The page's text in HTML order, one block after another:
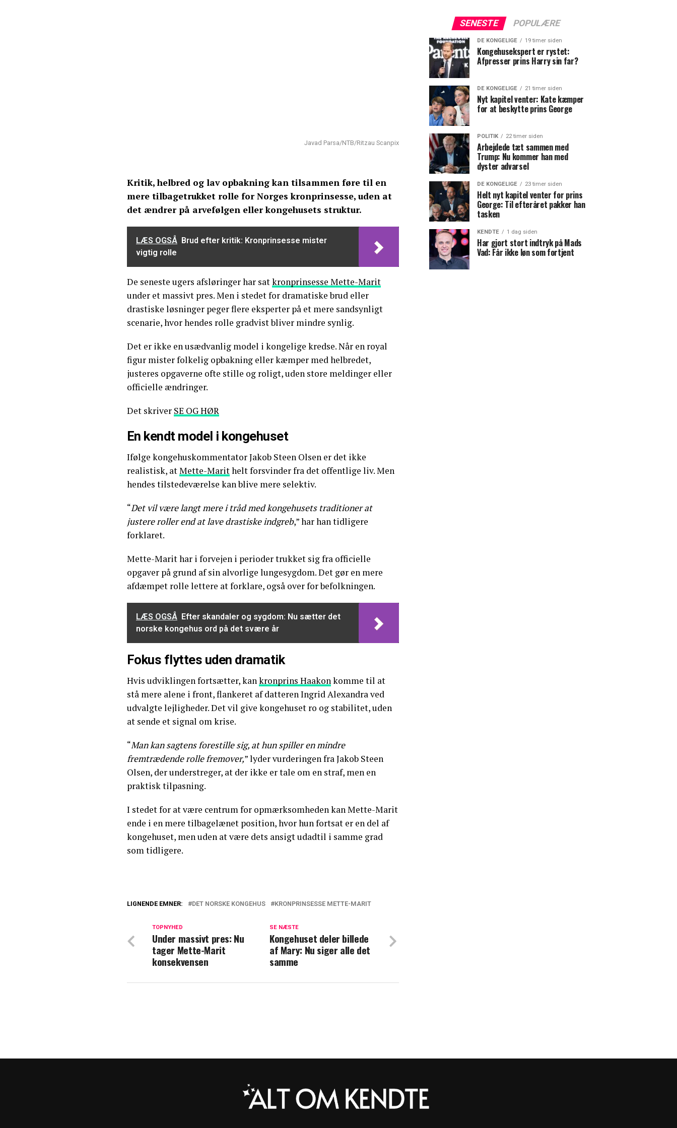
Javad Parsa/NTB/Ritzau Scanpix
Kritik, helbred og lav opbakning kan tilsammen føre til en
mere tilbagetrukket rolle for Norges kronprinsesse, uden at
det ændrer på arvefølgen eller kongehusets struktur.
LÆS OGSÅ Brud efter kritik: Kronprinsesse mister
vigtig rolle
De seneste ugers afsløringer har satkronprinsesse Mette-Marit
under et massivt pres. Men i stedet for dramatiske brud eller
drastiske løsninger peger flere eksperter på et mere sandsynligt
scenarie, hvor hendes rolle gradvist bliver mindre synlig.
Det er ikke en usædvanlig model i kongelige kredse. Når en royal
figur mister folkelig opbakning eller kæmper med helbredet,
justeres opgaverne ofte stille og roligt, uden store meldinger eller
officielle ændringer.
Det skriver SE OG HØR
En kendt model i kongehuset
Ifølge kongehuskommentator Jakob Steen Olsen er det ikke
realistisk, atMette-Marithelt forsvinder fra det offentlige liv. Men
hendes tilstedeværelse kan blive mere selektiv.
“Det vil være langt mere i tråd med kongehusets traditioner at
justere roller end at lave drastiske indgreb,” har han tidligere
forklaret.
Mette-Marit har i forvejen i perioder trukket sig fra officielle
opgaver på grund af sin alvorlige lungesygdom. Det gør en mere
afdæmpet rolle lettere at forklare, også over for befolkningen.
LÆS OGSÅ Efter skandaler og sygdom: Nu sætter det
norske kongehus ord på det svære år
Fokus flyttes uden dramatik
Hvis udviklingen fortsætter, kankronprins Haakonkomme til at
stå mere alene i front, flankeret af datteren Ingrid Alexandra ved
udvalgte lejligheder. Det vil give kongehuset ro og stabilitet, uden
at sende et signal om krise.
“Man kan sagtens forestille sig, at hun spiller en mindre
fremtrædende rolle fremover,” lyder vurderingen fra Jakob Steen
Olsen, der understreger, at der ikke er tale om en straf, men en
praktisk tilpasning.
I stedet for at være centrum for opmærksomheden kan Mette-Marit
ende i en mere tilbagelænet position, hvor hun fortsat er en del af
kongehuset, men uden at være dets ansigt udadtil i samme grad
som tidligere.
tid
Mette-Marit: I krydsfeltet mellem moderskab og monarki
LIGNENDE EMNER: DET NORSKE KONGEHUS KRONPRINSESSE METTE-MARIT
SE NÆSTE
Kongehuset deler billede
af Mary: Nu siger alle det
samme
TOPNYHED
Under massivt pres: Nu
tager Mette-Marit
konsekvensen
SENESTE POPULÆRE
DE KONGELIGE 19 timer siden
Kongehusekspert er rystet:
Afpresser prins Harry sin far?
DE KONGELIGE 21 timer siden
Nyt kapitel venter: Kate kæmper
for at beskytte prins George
POLITIK 22 timer siden
Arbejdede tæt sammen med
Trump: Nu kommer han med
dyster advarsel
DE KONGELIGE 23 timer siden
Helt nyt kapitel venter for prins
George: Til efteråret pakker han
tasken
KENDTE 1 dag siden
Har gjort stort indtryk på Mads
Vad: Får ikke løn som fortjent